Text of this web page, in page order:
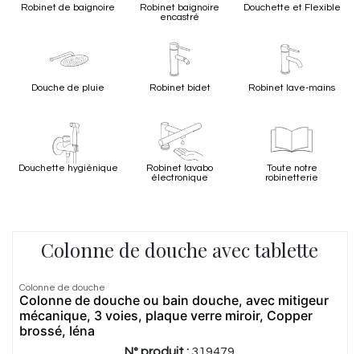
moderne.
Robinet de baignoire
Robinet baignoire
encastré
Douchette et Flexible
Douche de pluie Robinet bidet Robinet lave-mains
Douchette hygiénique
Robinet lavabo
électronique
Toute notre
robinetterie
Colonne de douche avec tablette
Colonne de douche
Colonne de douche ou bain douche, avec mitigeur
mécanique, 3 voies, plaque verre miroir, Copper
brossé, Iéna